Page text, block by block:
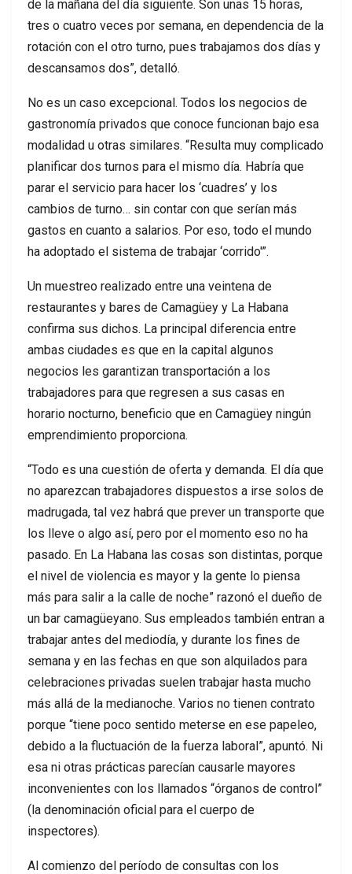
de la mañana del día siguiente. Son unas 15 horas,
tres o cuatro veces por semana, en dependencia de la
rotación con el otro turno, pues trabajamos dos días y
descansamos dos”, detalló.
No es un caso excepcional. Todos los negocios de
gastronomía privados que conoce funcionan bajo esa
modalidad u otras similares. “Resulta muy complicado
planificar dos turnos para el mismo día. Habría que
parar el servicio para hacer los ‘cuadres’ y los
cambios de turno… sin contar con que serían más
gastos en cuanto a salarios. Por eso, todo el mundo
ha adoptado el sistema de trabajar ‘corrido'”.
Un muestreo realizado entre una veintena de
restaurantes y bares de Camagüey y La Habana
confirma sus dichos. La principal diferencia entre
ambas ciudades es que en la capital algunos
negocios les garantizan transportación a los
trabajadores para que regresen a sus casas en
horario nocturno, beneficio que en Camagüey ningún
emprendimiento proporciona.
“Todo es una cuestión de oferta y demanda. El día que
no aparezcan trabajadores dispuestos a irse solos de
madrugada, tal vez habrá que prever un transporte que
los lleve o algo así, pero por el momento eso no ha
pasado. En La Habana las cosas son distintas, porque
el nivel de violencia es mayor y la gente lo piensa
más para salir a la calle de noche” razonó el dueño de
un bar camagüeyano. Sus empleados también entran a
trabajar antes del mediodía, y durante los fines de
semana y en las fechas en que son alquilados para
celebraciones privadas suelen trabajar hasta mucho
más allá de la medianoche. Varios no tienen contrato
porque “tiene poco sentido meterse en ese papeleo,
debido a la fluctuación de la fuerza laboral”, apuntó. Ni
esa ni otras prácticas parecían causarle mayores
inconvenientes con los llamados “órganos de control”
(la denominación oficial para el cuerpo de
inspectores).
Al comienzo del período de consultas con los